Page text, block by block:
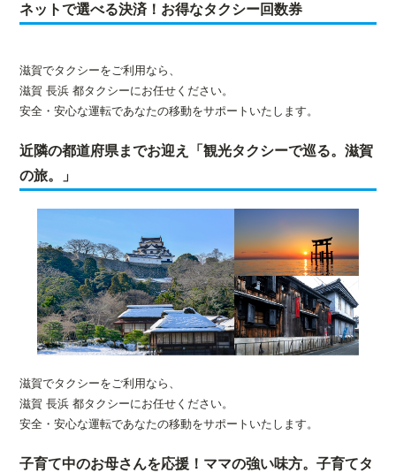
ネットで選べる決済！お得なタクシー回数券
滋賀でタクシーをご利用なら、
滋賀 長浜 都タクシーにお任せください。
安全・安心な運転であなたの移動をサポートいたします。
近隣の都道府県までお迎え「観光タクシーで巡る。滋賀
の旅。」
滋賀でタクシーをご利用なら、
滋賀 長浜 都タクシーにお任せください。
安全・安心な運転であなたの移動をサポートいたします。
子育て中のお母さんを応援！ママの強い味方。子育てタ